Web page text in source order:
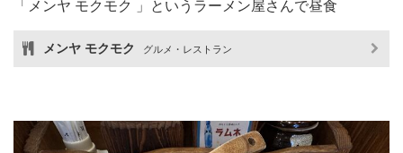
「メンヤ モクモク 」というラーメン屋さんで昼食
メンヤ モクモク グルメ・レストラン